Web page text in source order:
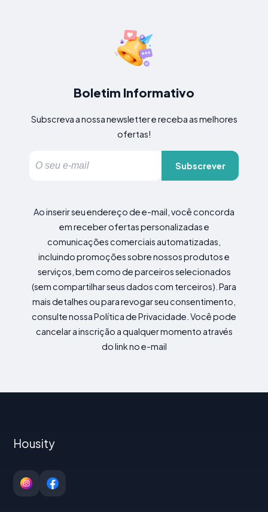
Boletim Informativo
Subscreva a nossa newsletter e receba as melhores
ofertas!
Subscrever
Ao inserir seu endereço de e-mail, você concorda
em receber ofertas personalizadas e
comunicações comerciais automatizadas,
incluindo promoções sobre nossos produtos e
serviços, bem como de parceiros selecionados
(sem compartilhar seus dados com terceiros). Para
mais detalhes ou para revogar seu consentimento,
consulte nossa Política de Privacidade. Você pode
cancelar a inscrição a qualquer momento através
do link no e-mail
Housity